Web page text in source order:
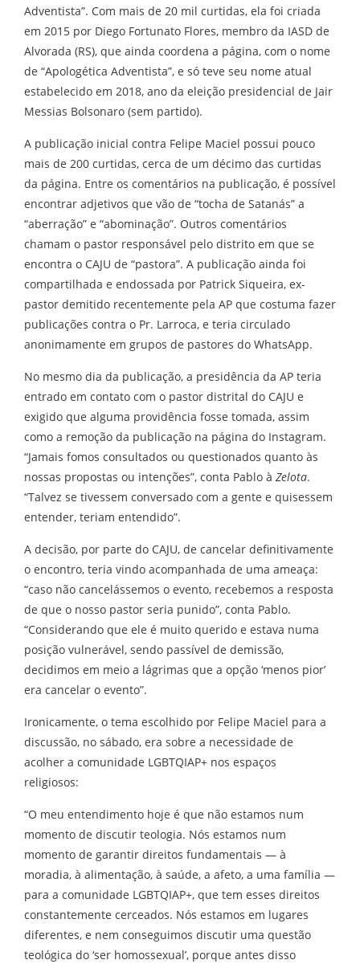
Adventista”. Com mais de 20 mil curtidas, ela foi criada
em 2015 por Diego Fortunato Flores, membro da IASD de
Alvorada (RS), que ainda coordena a página, com o nome
de “Apologética Adventista”, e só teve seu nome atual
estabelecido em 2018, ano da eleição presidencial de Jair
Messias Bolsonaro (sem partido).
A publicação inicial contra Felipe Maciel possui pouco
mais de 200 curtidas, cerca de um décimo das curtidas
da página. Entre os comentários na publicação, é possível
encontrar adjetivos que vão de “tocha de Satanás” a
“aberração” e “abominação”. Outros comentários
chamam o pastor responsável pelo distrito em que se
encontra o CAJU de “pastora”. A publicação ainda foi
compartilhada e endossada por Patrick Siqueira, ex-
pastor demitido recentemente pela AP que costuma fazer
publicações contra o Pr. Larroca, e teria circulado
anonimamente em grupos de pastores do WhatsApp.
No mesmo dia da publicação, a presidência da AP teria
entrado em contato com o pastor distrital do CAJU e
exigido que alguma providência fosse tomada, assim
como a remoção da publicação na página do Instagram.
“Jamais fomos consultados ou questionados quanto às
nossas propostas ou intenções”, conta Pablo à Zelota.
“Talvez se tivessem conversado com a gente e quisessem
entender, teriam entendido”.
A decisão, por parte do CAJU, de cancelar definitivamente
o encontro, teria vindo acompanhada de uma ameaça:
“caso não cancelássemos o evento, recebemos a resposta
de que o nosso pastor seria punido”, conta Pablo.
“Considerando que ele é muito querido e estava numa
posição vulnerável, sendo passível de demissão,
decidimos em meio a lágrimas que a opção ‘menos pior’
era cancelar o evento”.
Ironicamente, o tema escolhido por Felipe Maciel para a
discussão, no sábado, era sobre a necessidade de
acolher a comunidade LGBTQIAP+ nos espaços
religiosos:
“O meu entendimento hoje é que não estamos num
momento de discutir teologia. Nós estamos num
momento de garantir direitos fundamentais — à
moradia, à alimentação, à saúde, a afeto, a uma família —
para a comunidade LGBTQIAP+, que tem esses direitos
constantemente cerceados. Nós estamos em lugares
diferentes, e nem conseguimos discutir uma questão
teológica do ‘ser homossexual’, porque antes disso